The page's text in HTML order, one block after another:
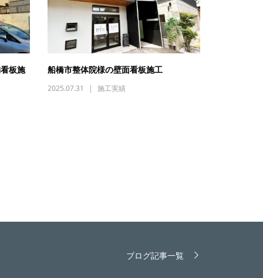
板施 船橋市整体院様の壁面看板施工
2025.07.31 施工実績
ブログ記事一覧